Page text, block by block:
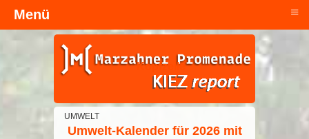
Kopfzeile
UMWELT
Umwelt-Kalender für 2026 mit
Menü ≡